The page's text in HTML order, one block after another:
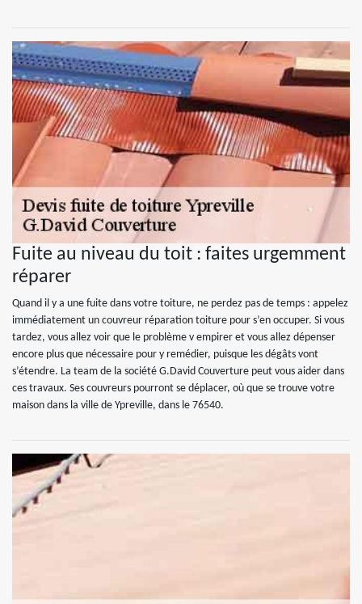
Fuite au niveau du toit : faites urgemment
réparer
Quand il y a une fuite dans votre toiture, ne perdez pas de temps : appelez
immédiatement un couvreur réparation toiture pour s’en occuper. Si vous
tardez, vous allez voir que le problème v empirer et vous allez dépenser
encore plus que nécessaire pour y remédier, puisque les dégâts vont
s’étendre. La team de la société G.David Couverture peut vous aider dans
ces travaux. Ses couvreurs pourront se déplacer, où que se trouve votre
maison dans la ville de Ypreville, dans le 76540.